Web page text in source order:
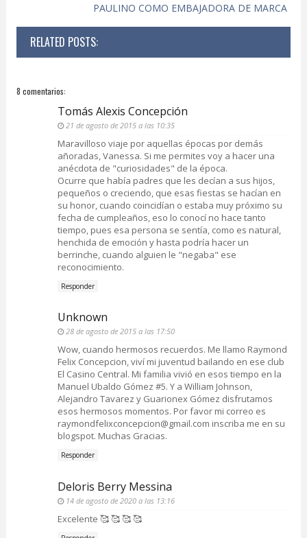
PAULINO COMO EMBAJADORA DE MARCA
RELATED POSTS:
8 comentarios:
Tomás Alexis Concepción
21 de agosto de 2015 a las 10:35
Maravilloso viaje por aquellas épocas por demás
añoradas, Vanessa. Si me permites voy a hacer una
anécdota de "curiosidades" de la época.
Ocurre que había padres que les decían a sus hijos,
pequeños o creciendo, que esas fiestas se hacían en
su honor, cuando coincidían o estaba muy próximo su
fecha de cumpleaños, eso lo conocí no hace tanto
tiempo, pues esa persona se sentía, como es natural,
henchida de emoción y hasta podría hacer un
berrinche, cuando alguien le "negaba" ese
reconocimiento.
Responder
Unknown
28 de agosto de 2015 a las 17:50
Wow, cuando hermosos recuerdos. Me llamo Raymond
Felix Concepcion, viví mi juventud bailando en ese club
El Casino Central. Mi familia vivió en esos tiempo en la
Manuel Ubaldo Gómez #5. Y a William Johnson,
Alejandro Tavarez y Guarionex Gómez disfrutamos
esos hermosos momentos. Por favor mi correo es
raymondfelixconcepcion@gmail.com inscriba me en su
blogspot. Muchas Gracias.
Responder
Deloris Berry Messina
14 de agosto de 2020 a las 13:16
Excelente 🥰 🥰 🥰 🥰